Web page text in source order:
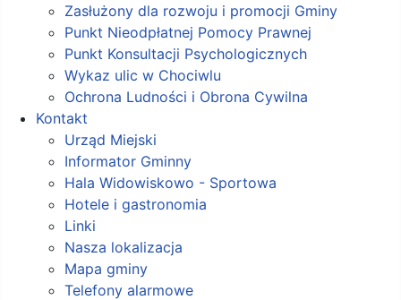
Zasłużony dla rozwoju i promocji Gminy
Punkt Nieodpłatnej Pomocy Prawnej
Punkt Konsultacji Psychologicznych
Wykaz ulic w Chociwlu
Ochrona Ludności i Obrona Cywilna
Kontakt
Urząd Miejski
Informator Gminny
Hala Widowiskowo - Sportowa
Hotele i gastronomia
Linki
Nasza lokalizacja
Mapa gminy
Telefony alarmowe